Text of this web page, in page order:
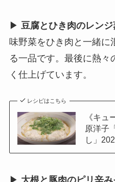
▶ 豆腐とひき肉のレンジ
味野菜をひき肉と一緒に
る一品です。最後に熱々
く仕上げています。
レシピはこちら
《キュ
原洋子
し」